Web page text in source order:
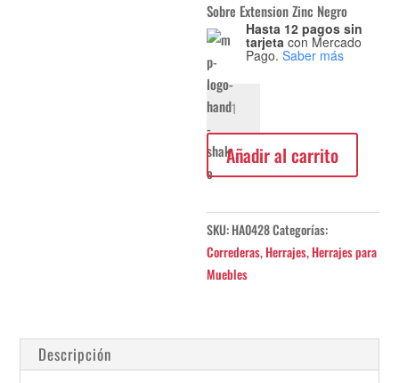
Sobre Extension Zinc Negro
Hasta 12 pagos sin
tarjeta con Mercado
Pago. Saber más
Corredera
de
Bolillas
450mm
Zinc
Hafele
cantidad
Añadir al carrito
SKU:HA0428Categorías:
Correderas,Herrajes,Herrajes para
Muebles
Descripción